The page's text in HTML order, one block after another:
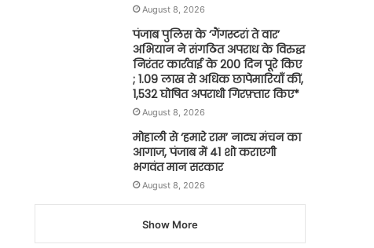
August 8, 2026
पंजाब पुलिस के ‘गैंगस्टरां ते वार’
अभियान ने संगठित अपराध के विरुद्ध
निरंतर कार्रवाई के 200 दिन पूरे किए
; 1.09 लाख से अधिक छापेमारियाँ कीं,
1,532 घोषित अपराधी गिरफ़्तार किए*
August 8, 2026
मोहाली से ‘हमारे राम’ नाट्य मंचन का
आगाज, पंजाब में 41 शो कराएगी
भगवंत मान सरकार
August 8, 2026
Show More